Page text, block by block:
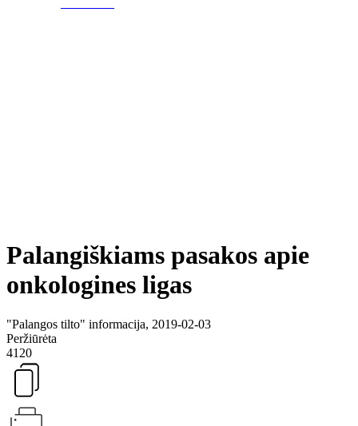
Palangiškiams pasakos apie
onkologines ligas
"Palangos tilto" informacija, 2019-02-03
Peržiūrėta
4120